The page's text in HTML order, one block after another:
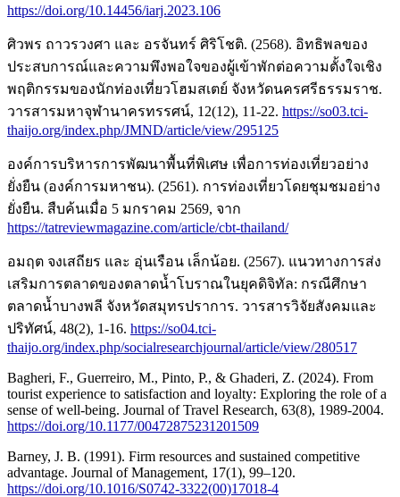
https://doi.org/10.14456/iarj.2023.106
ศิวพร ถาวรวงศา และ อรจันทร์ ศิริโชติ. (2568). อิทธิพลของ
ประสบการณ์และความพึงพอใจของผู้เข้าพักต่อความตั้งใจเชิง
พฤติกรรมของนักท่องเที่ยวโฮมสเตย์ จังหวัดนครศรีธรรมราช.
วารสารมหาจุฬานาครทรรศน์, 12(12), 11-22. https://so03.tci-
thaijo.org/index.php/JMND/article/view/295125
องค์การบริหารการพัฒนาพื้นที่พิเศษ เพื่อการท่องเที่ยวอย่าง
ยั่งยืน (องค์การมหาชน). (2561). การท่องเที่ยวโดยชุมชมอย่าง
ยั่งยืน. สืบค้นเมื่อ 5 มกราคม 2569, จาก
https://tatreviewmagazine.com/article/cbt-thailand/
อมฤต จงเสถียร และ อุ่นเรือน เล็กน้อย. (2567). แนวทางการส่ง
เสริมการตลาดของตลาดน้ำโบราณในยุคดิจิทัล: กรณีศึกษา
ตลาดน้ำบางพลี จังหวัดสมุทรปราการ. วารสารวิจัยสังคมและ
ปริทัศน์, 48(2), 1-16. https://so04.tci-
thaijo.org/index.php/socialresearchjournal/article/view/280517
Bagheri, F., Guerreiro, M., Pinto, P., & Ghaderi, Z. (2024). From
tourist experience to satisfaction and loyalty: Exploring the role of a
sense of well-being. Journal of Travel Research, 63(8), 1989-2004.
https://doi.org/10.1177/00472875231201509
Barney, J. B. (1991). Firm resources and sustained competitive
advantage. Journal of Management, 17(1), 99–120.
https://doi.org/10.1016/S0742-3322(00)17018-4